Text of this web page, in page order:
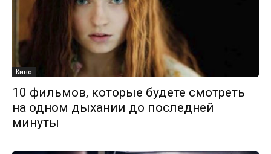
Кино
10 фильмов, которые будете смотреть
на одном дыхании до последней
минуты